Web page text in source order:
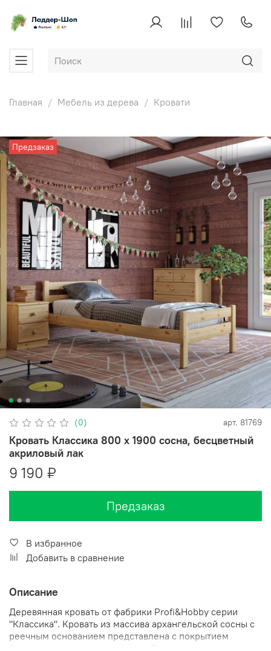
Главная Мебель из дерева Кровати
Предзаказ
(0) арт. 81769
Кровать Классика 800 х 1900 сосна, бесцветный
акриловый лак
9 190 ₽
Предзаказ
В избранное
Добавить в сравнение
Описание
Деревянная кровать от фабрики Profi&Hobby серии
"Классика". Кровать из массива архангельской сосны с
реечным основанием представлена с покрытием